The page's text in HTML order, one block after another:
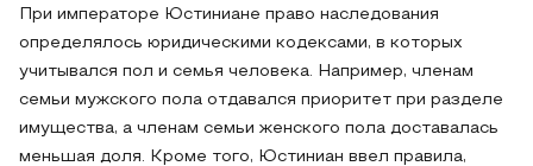
При императоре Юстиниане право наследования
определялось юридическими кодексами, в которых
учитывался пол и семья человека. Например, членам
семьи мужского пола отдавался приоритет при разделе
имущества, а членам семьи женского пола доставалась
меньшая доля. Кроме того, Юстиниан ввел правила,